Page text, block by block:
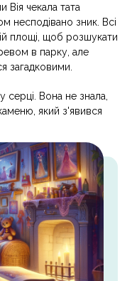
чекала тата
несподівано зник. Всі
площі, щоб розшукати
в парку, але
загадковими.
серці. Вона не знала,
який з'явився